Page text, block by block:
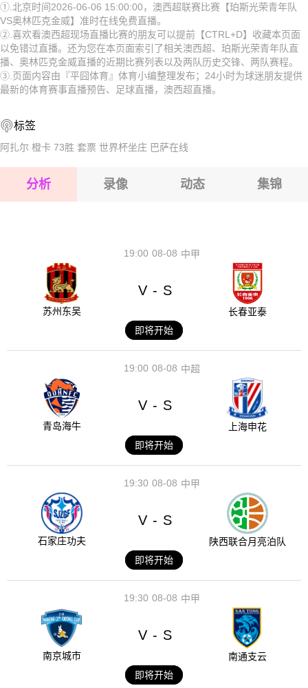
2026-08-15 【澳西超】 珀斯光荣青年队VS奥林匹克金威
2026-08-15 【澳西超】 珀斯光荣青年队VS奥林匹克金威
2026-08-15 【澳西超】 珀斯光荣青年队VS奥林匹克金威
2026-08-15 【澳西超】 珀斯光荣青年队VS奥林匹克金威
2026-08-15 【澳西超】 珀斯光荣青年队VS奥林匹克金威
2026-08-15 【澳西超】 珀斯光荣青年队VS奥林匹克金威
2026-08-15 【澳西超】 珀斯光荣青年队VS奥林匹克金威
①.北京时间2026-06-06 15:00:00，澳西超联赛比赛【珀斯光荣青年队
VS奥林匹克金威】准时在线免费直播。
②.喜欢看澳西超现场直播比赛的朋友可以提前【CTRL+D】收藏本页面
以免错过直播。还为您在本页面索引了相关澳西超、珀斯光荣青年队直
播、奥林匹克金威直播的近期比赛列表以及两队历史交锋、两队赛程。
③.页面内容由『平囧体育』体育小编整理发布；24小时为球迷朋友提供
最新的体育赛事直播预告、足球直播，澳西超直播。
标签
阿扎尔 橙卡 73胜 套票 世界杯坐庄 巴萨在线
分析 录像 动态 集锦
08-08
19:00 中甲
苏州东吴
V - S
长春亚泰
即将开始
08-08
19:00 中超
青岛海牛
V - S
上海申花
即将开始
08-08
19:30 中甲
石家庄功夫
V - S
陕西联合月亮泊队
即将开始
08-08
19:30 中甲
南京城市
V - S
南通支云
即将开始